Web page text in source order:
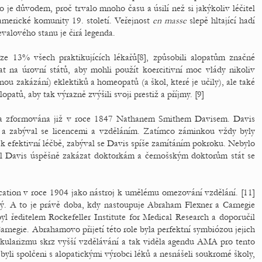
důvodem, proč trvalo mnoho času a úsilí než si jakýkoliv léčitel
komunity 19. století. Veřejnost en masseslepě hltající hadí
stanu je čirá legenda.
13% všech praktikujících lékařů[8], způsobili alopatům značné
na úrovní států, aby mohli použít koercitivní moc vlády nikoliv
zakázání) eklektiků a homeopatů (a škol, které je učily), ale také
aby tak výrazně zvýšili svoji prestiž a příjmy. [9]
již v roce 1847 Nathanem Smithem Davisem. Davis
zabýval se licencemi a vzděláním. Zatímco záminkou vždy byly
efektivní léčbě, zabýval se Davis spíše zamítáním pokroku. Nebylo
úspěšně zakázat doktorkám a černošským doktorům stát se
v roce 1904 jako nástroj k umělému omezování vzdělání. [11]
A to je právě doba, kdy nastoupuje Abraham Flexner a Carnegie
ředitelem Rockefeller Institute for Medical Research a doporučil
Abrahamovo přijetí této role byla perfektní symbiózou jejich
skrz vyšší vzdělávání a tak viděla agendu AMA pro tento
spolčeni s alopatickými výrobci léků a nesnášeli soukromé školy,